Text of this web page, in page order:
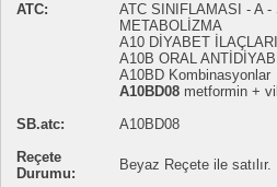
ATC:
ATC SINIFLAMASI - A
METABOLİZMA
A10 DİYABET İLAÇLARI
A10B ORAL
A10BD Kombinasyonlar
A10BD08 metformin +
SB.atc:
A10BD08
Reçete
Durumu:
Beyaz Reçete ile satılır.